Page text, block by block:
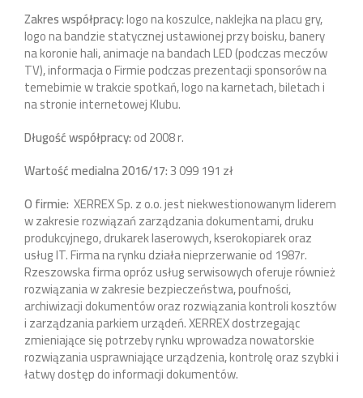
Zakres współpracy:logo na koszulce, naklejka na placu gry,
logo na bandzie statycznej ustawionej przy boisku, banery
na koronie hali, animacje na bandach LED (podczas meczów
TV), informacja o Firmie podczas prezentacji sponsorów na
temebimie w trakcie spotkań, logo na karnetach, biletach i
na stronie internetowej Klubu.
Długość współpracy:od 2008 r.
Wartość medialna 2016/17:3 099 191 zł
O firmie: XERREX Sp. z o.o. jest niekwestionowanym liderem
w zakresie rozwiązań zarządzania dokumentami, druku
produkcyjnego, drukarek laserowych, kserokopiarek oraz
usług IT. Firma na rynku działa nieprzerwanie od 1987r.
Rzeszowska firma opróz usług serwisowych oferuje również
rozwiązania w zakresie bezpieczeństwa, poufności,
archiwizacji dokumentów oraz rozwiązania kontroli kosztów
i zarządzania parkiem urządeń. XERREX dostrzegając
zmieniające się potrzeby rynku wprowadza nowatorskie
rozwiązania usprawniające urządzenia, kontrolę oraz szybki i
łatwy dostęp do informacji dokumentów.